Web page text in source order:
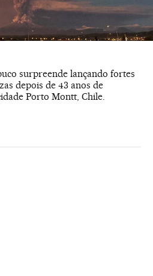
surpreende lançando fortes
depois de 43 anos de
Porto Montt, Chile.